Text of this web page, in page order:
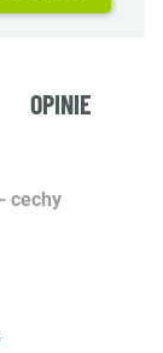
OPINIE
cechy